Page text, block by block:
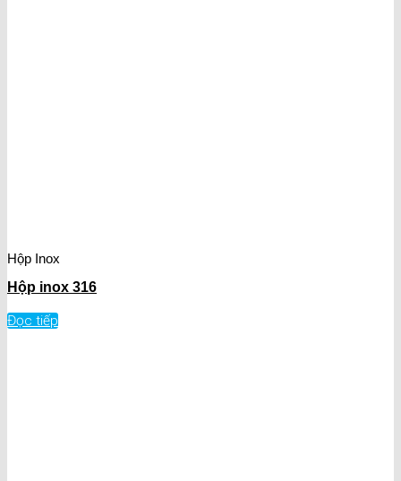
Hộp Inox
Hộp inox 316
Đọc tiếp